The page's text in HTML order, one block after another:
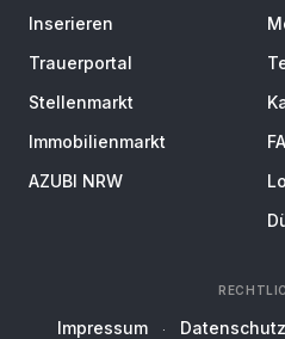
Inserieren
Trauerportal
Stellenmarkt
Immobilienmarkt
AZUBI NRW
Impressum Datenschutz